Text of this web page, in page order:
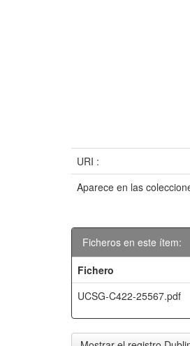
URI :
Aparece en las
Ficheros en este ítem:
Fichero
UCSG-C422-25567.pdf